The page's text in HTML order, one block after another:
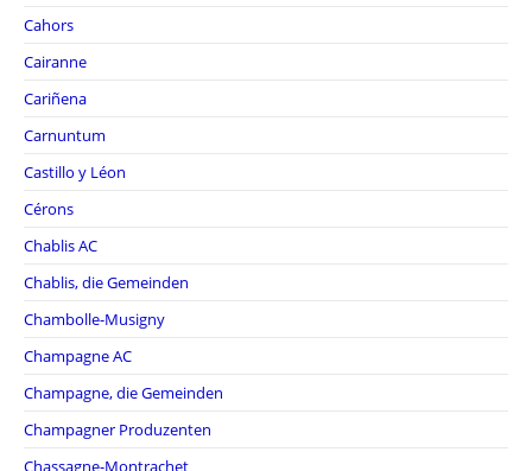
Cahors
Cairanne
Cariñena
Carnuntum
Castillo y Léon
Cérons
Chablis AC
Chablis, die Gemeinden
Chambolle-Musigny
Champagne AC
Champagne, die Gemeinden
Champagner Produzenten
Chassagne-Montrachet